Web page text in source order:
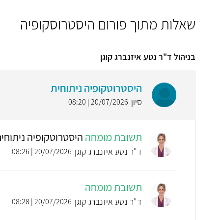
שאלות מתוך פורום היסטרוסקופיה
בניהול ד"ר נטע איזנברג קוגן
היסטרוטקופיה ניתוחית
סיון 20/07/2026 | 08:20
תשובת מומחה היסטרוטקופיה
ד"ר נטע איזנברג קוגן 20/07/2026 | 08:26
תשובת מומחה
ד"ר נטע איזנברג קוגן 20/07/2026 | 08:28